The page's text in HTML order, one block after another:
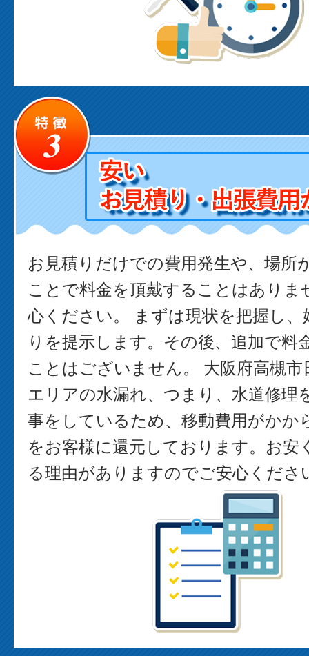
お見積りだけでの費用発生や、場所
ことで料金を頂戴することはありま
心ください。 まずは現状を把握し
りを提示します。その後、追加で料
ことはございません。 大阪府高槻市
エリアの水漏れ、つまり、水道修理
事をしているため、移動費用がかか
をお客様に還元しております。お安
る理由がありますのでご安心くださ